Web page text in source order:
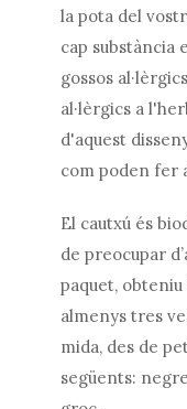
la pota del
cap substància
gossos
al·lèrgics a
d'aquest
com poden fer
El cautxú és
de preocupar
paquet,
almenys tres
mida, des de
següents: